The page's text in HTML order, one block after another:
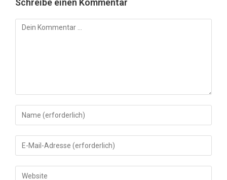
Schreibe einen Kommentar
Kommentar
Gib
deinen
Namen
oder
zum
Gib
deine
E-
Gib